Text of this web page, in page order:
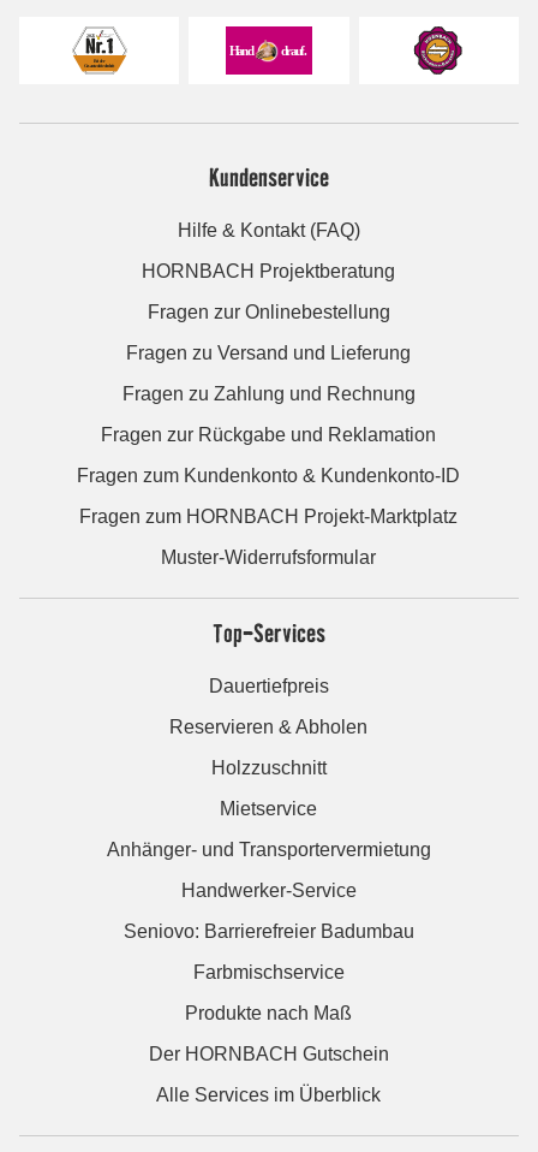
Kundenservice
Hilfe & Kontakt (FAQ)
HORNBACH Projektberatung
Fragen zur Onlinebestellung
Fragen zu Versand und Lieferung
Fragen zu Zahlung und Rechnung
Fragen zur Rückgabe und Reklamation
Fragen zum Kundenkonto & Kundenkonto-ID
Fragen zum HORNBACH Projekt-Marktplatz
Muster-Widerrufsformular
Top-Services
Dauertiefpreis
Reservieren & Abholen
Holzzuschnitt
Mietservice
Anhänger- und Transportervermietung
Handwerker-Service
Seniovo: Barrierefreier Badumbau
Farbmischservice
Produkte nach Maß
Der HORNBACH Gutschein
Alle Services im Überblick